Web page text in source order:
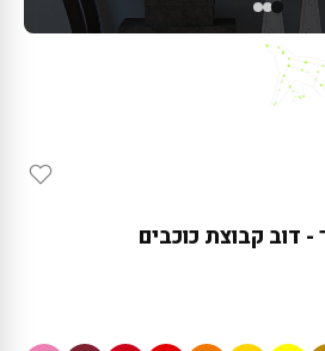
דוב קבוצת כוכבים